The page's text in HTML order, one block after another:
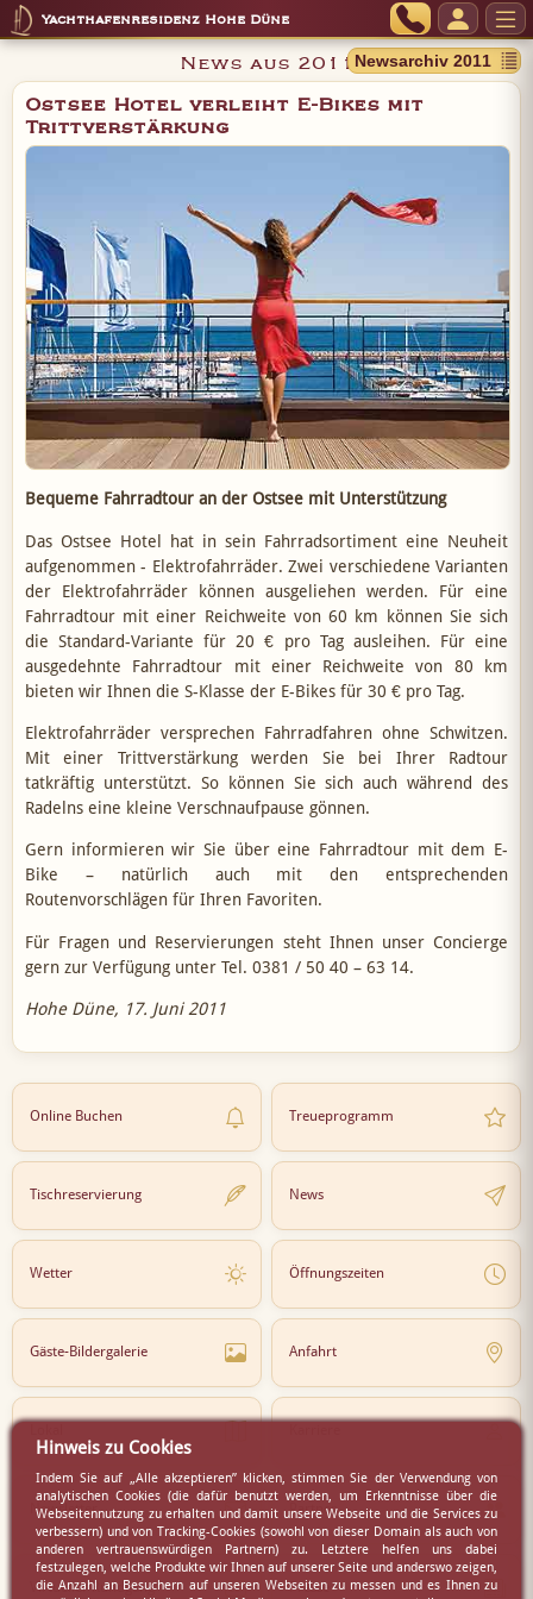
Yachthafenresidenz Hohe Düne
News aus 2011
Ostsee Hotel verleiht E-Bikes mit
Trittverstärkung
Bequeme Fahrradtour an der Ostsee mit Unterstützung
Das Ostsee Hotel hat in sein Fahrradsortiment eine Neuheit
aufgenommen - Elektrofahrräder. Zwei verschiedene Varianten
der Elektrofahrräder können ausgeliehen werden. Für eine
Fahrradtour mit einer Reichweite von 60 km können Sie sich
die Standard-Variante für 20 € pro Tag ausleihen. Für eine
ausgedehnte Fahrradtour mit einer Reichweite von 80 km
bieten wir Ihnen die S-Klasse der E-Bikes für 30 € pro Tag.
Elektrofahrräder versprechen Fahrradfahren ohne Schwitzen.
Mit einer Trittverstärkung werden Sie bei Ihrer Radtour
tatkräftig unterstützt. So können Sie sich auch während des
Radelns eine kleine Verschnaufpause gönnen.
Gern informieren wir Sie über eine Fahrradtour mit dem E-
Bike – natürlich auch mit den entsprechenden
Routenvorschlägen für Ihren Favoriten.
Für Fragen und Reservierungen steht Ihnen unser Concierge
gern zur Verfügung unter Tel. 0381 / 50 40 – 63 14.
Hohe Düne, 17. Juni 2011
Online Buchen Treueprogramm
Tischreservierung News
Wetter Öffnungszeiten
Gäste-Bildergalerie Anfahrt
Newsletter Partner
Virtueller Rundgang Presse
Hinweis zu Cookies
Indem Sie auf „Alle akzeptieren” klicken, stimmen Sie der Verwendung von
analytischen Cookies (die dafür benutzt werden, um Erkenntnisse über die
Webseitennutzung zu erhalten und damit unsere Webseite und die Services zu
verbessern) und von Tracking-Cookies (sowohl von dieser Domain als auch von
anderen vertrauenswürdigen Partnern) zu. Letztere helfen uns dabei
festzulegen, welche Produkte wir Ihnen auf unserer Seite und anderswo zeigen,
die Anzahl an Besuchern auf unseren Webseiten zu messen und es Ihnen zu